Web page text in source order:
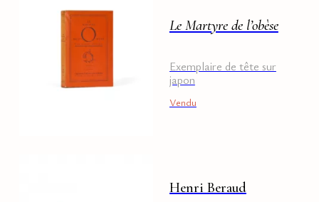
Le Martyre de l’obèse
Exemplaire de tête sur
japon
Vendu
Henri Beraud